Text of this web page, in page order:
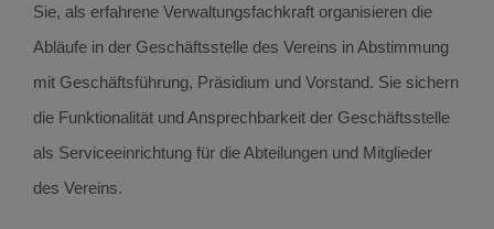
Sie, als erfahrene Verwaltungsfachkraft organisieren die
Abläufe in der Geschäftsstelle des Vereins in Abstimmung
mit Geschäftsführung, Präsidium und Vorstand. Sie sichern
die Funktionalität und Ansprechbarkeit der Geschäftsstelle
als Serviceeinrichtung für die Abteilungen und Mitglieder
des Vereins.